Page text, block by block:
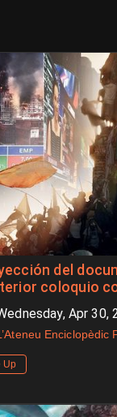
del
coloquio
Apr 30,
Enciclopèdic
Up